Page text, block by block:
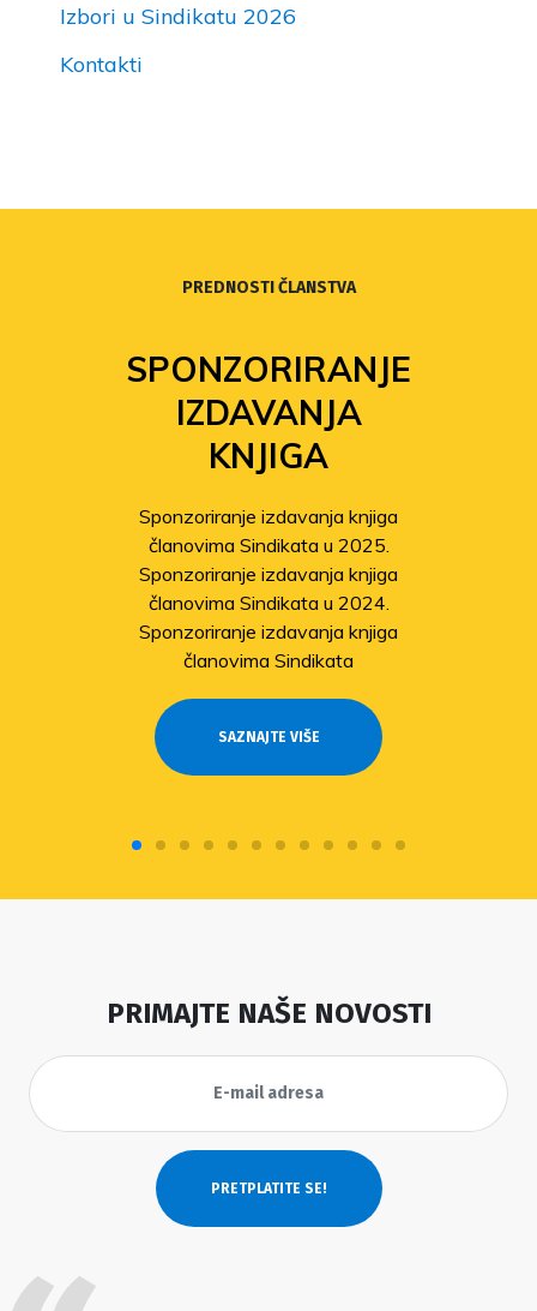
Izbori u Sindikatu 2026
Kontakti
PREDNOSTI ČLANSTVA
SPONZORIRANJE
IZDAVANJA
KNJIGA
Sponzoriranje izdavanja knjiga
članovima Sindikata u 2025.
Sponzoriranje izdavanja knjiga
članovima Sindikata u 2024.
Sponzoriranje izdavanja knjiga
članovima Sindikata
SAZNAJTE VIŠE
PRIMAJTE NAŠE NOVOSTI